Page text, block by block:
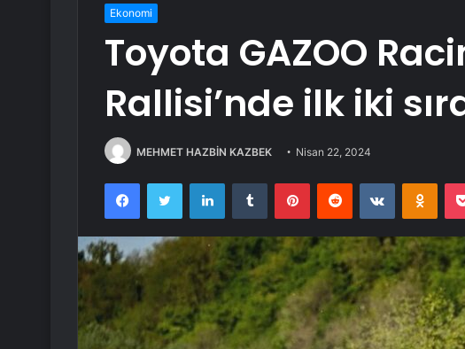
Ekonomi
Toyota GAZOO
Rallisi’nde ilk iki
MEHMET HAZBİN KAZBEK Nisan 22, 2024
FacebookTwitter LinkedInTumblr PinterestReddit VKontakte